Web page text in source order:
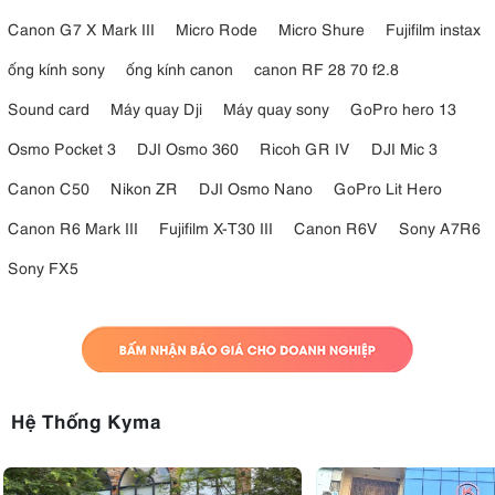
Điều này giúp FS-200B trở thành một hệ thống ánh sáng linh hoạt,
phù hợp từ studio chuyên nghiệp đến setup di động.
Đènđược tích hợp 12 hiệu ứng ánh sáng chuyên nghiệp, giúp tái tạo
Canon G7 X Mark III
Micro Rode Micro Shure
Fujifilm instax
ống kính sony
ống kính canon
canon RF 28 70 f2.8
Sound card
Máy quay Dji Máy quay sony
GoPro hero 13
Osmo Pocket 3
DJI Osmo 360 Ricoh GR IV
DJI Mic 3
Canon C50
Nikon ZR DJI Osmo Nano
GoPro Lit Hero
Canon R6 Mark III
Fujifilm X-T30 III Canon R6V
Sony A7R6
Sony FX5
Hệ Thống Kyma